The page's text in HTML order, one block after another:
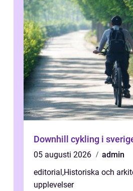
Downhill cykling i
05 augusti 2026
admin
editorial,Historiska och
upplevelser